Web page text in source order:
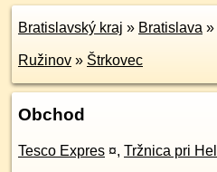
Bratislavský kraj » Bratislava »
Ružinov » Štrkovec
Obchod
Tesco Expres ¤, Tržnica pri